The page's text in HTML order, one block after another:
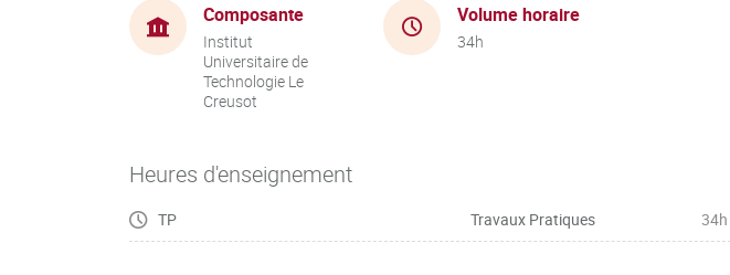
Composante
Institut
Universitaire de
Technologie Le
Creusot
Volume horaire
34h
Heures d'enseignement
TP Travaux Pratiques 34h